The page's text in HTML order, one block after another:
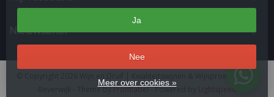
Nieuwsbrief
Ja
Nee
Meer over cookies »
© Copyright 2026 Wijn en Druif | Kwaliteitswijnen & Wijnproeverijen in
- Theme byFrontlabel- Powered by Lightspeed